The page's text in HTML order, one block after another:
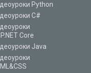
Python
C#
Core
Java